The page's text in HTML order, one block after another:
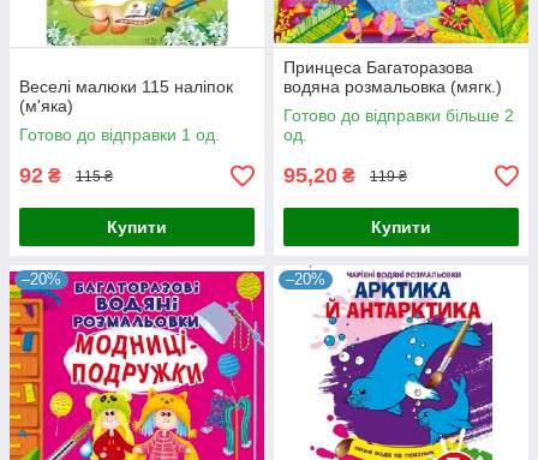
Веселі малюки 115 наліпок
(м'яка)
Готово до відправки 1 од.
92 ₴ 115 ₴
Купити
Принцеса Багаторазова
водяна розмальовка (мягк.)
Готово до відправки більше 2
од.
95,20 ₴ 119 ₴
Купити
–20% –20%